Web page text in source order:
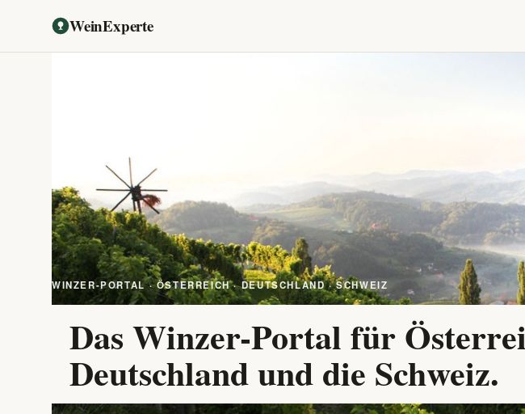
WeinExperte
WINZER-PORTAL · ÖSTERREICH · DEUTSCHLAND · SCHWEIZ
Das Winzer-Portal für
Deutschland und die Schweiz.